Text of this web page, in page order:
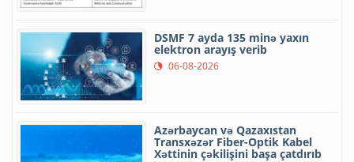
DSMF 7 ayda 135 minə yaxın
elektron arayış verib
06-08-2026
Azərbaycan və Qazaxıstan
Transxəzər Fiber-Optik Kabel
Xəttinin çəkilişini başa çatdırıb